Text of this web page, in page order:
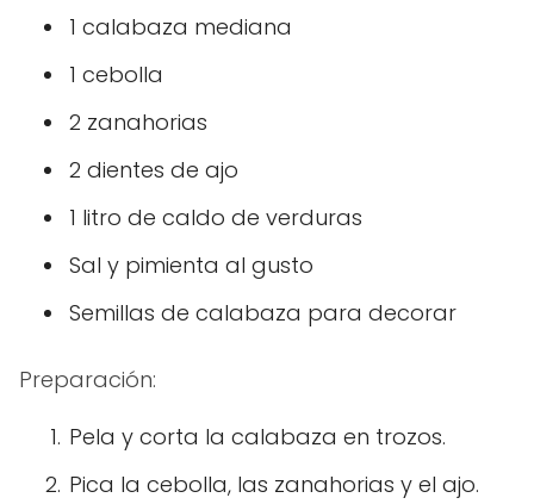
1 calabaza mediana
1 cebolla
2 zanahorias
2 dientes de ajo
1 litro de caldo de verduras
Sal y pimienta al gusto
Semillas de calabaza para decorar
Preparación:
Pela y corta la calabaza en trozos.
Pica la cebolla, las zanahorias y el ajo.